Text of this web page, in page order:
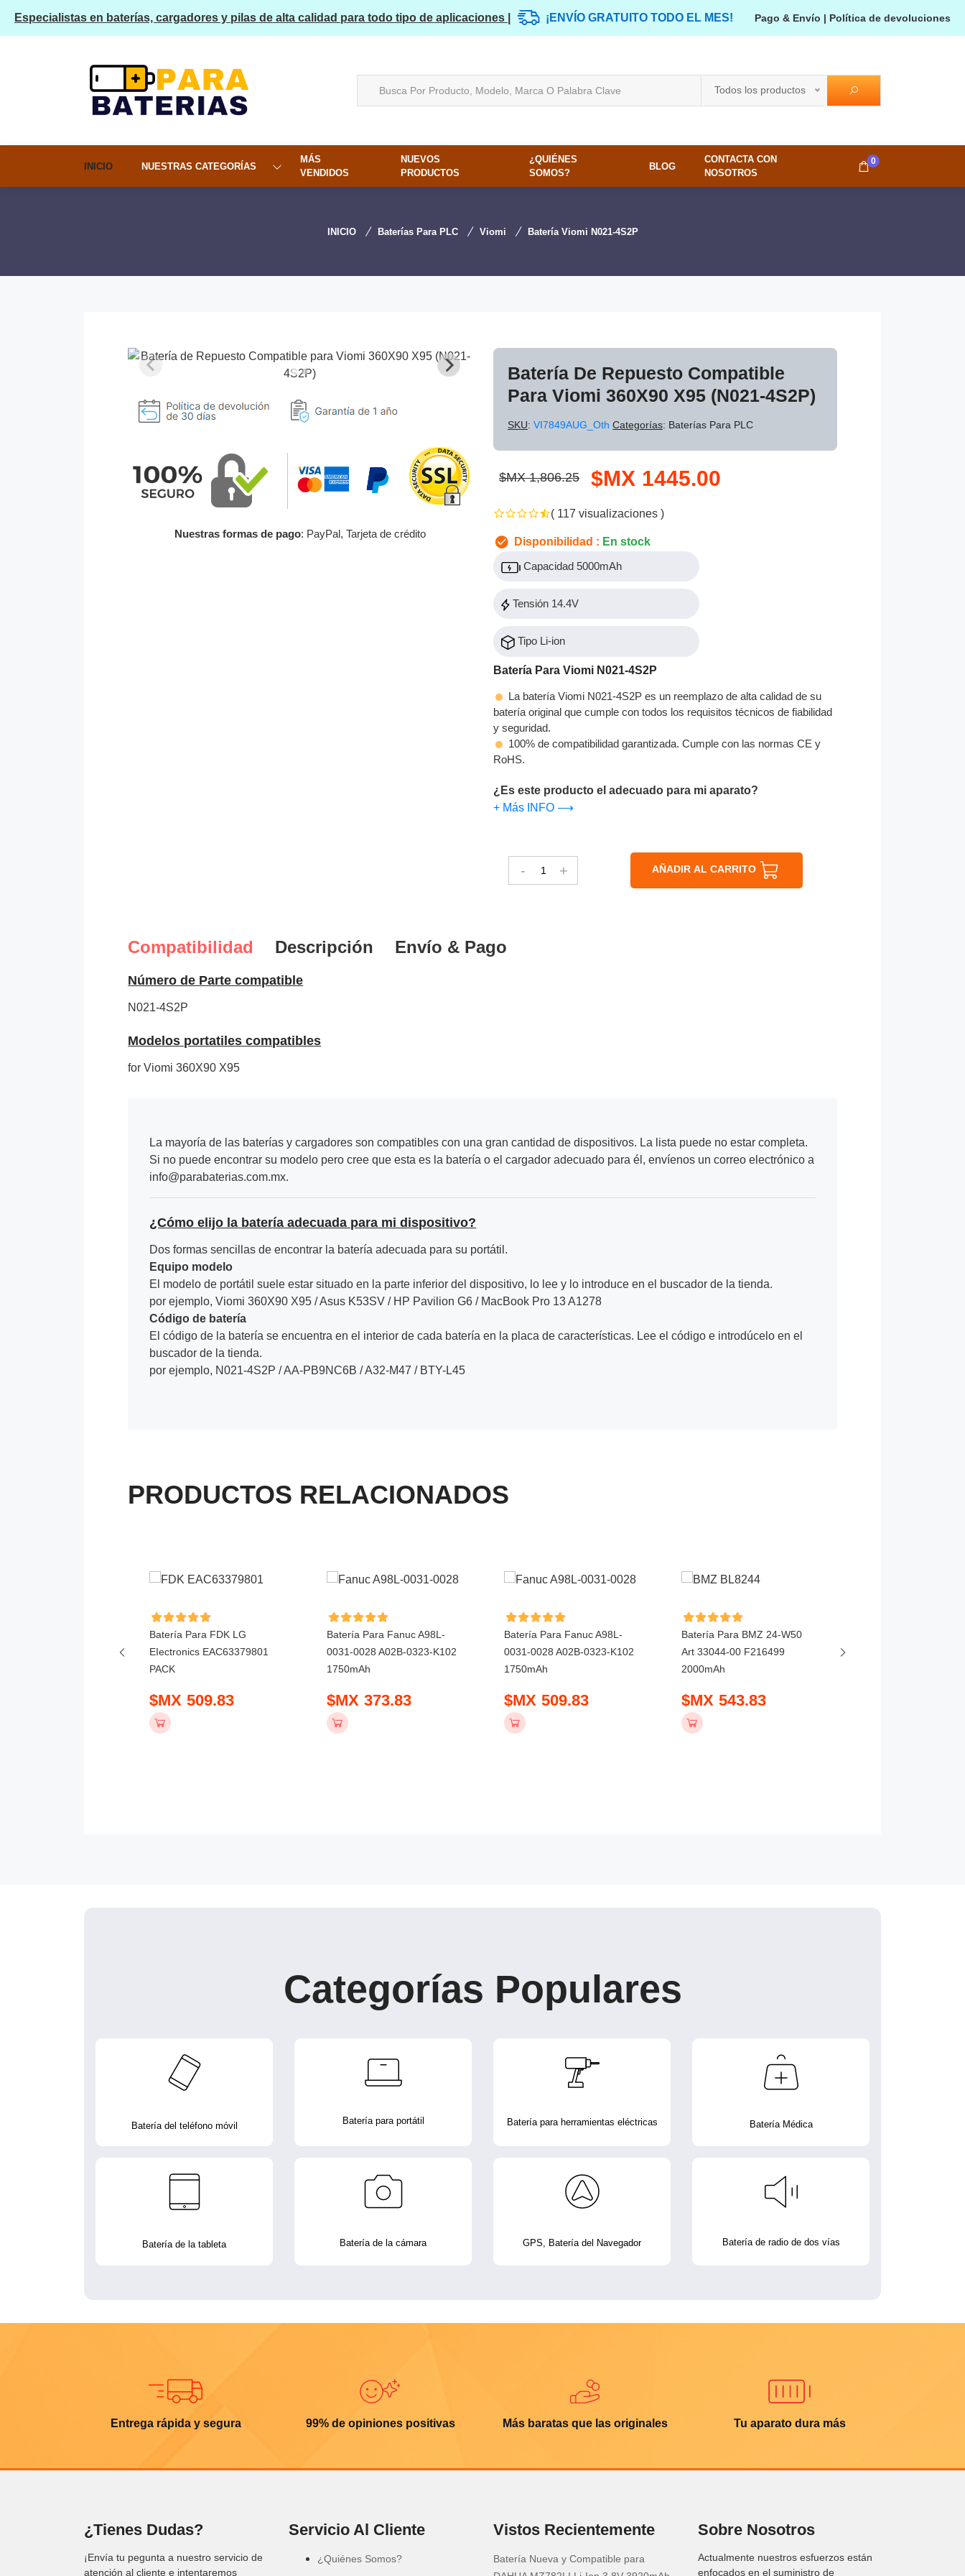
Especialistas en baterías, cargadores y pilas de alta calidad para todo tipo de aplicaciones | ¡ENVÍO GRATUITO TODO EL MES! Pago & Envío | Política de devoluciones
Todos los productos
INICIO NUESTRAS CATEGORÍAS
MÁS
VENDIDOS
NUEVOS
PRODUCTOS
¿QUIÉNES
SOMOS?
BLOG
CONTACTA CON
NOSOTROS
0
INICIO Baterías Para PLC Viomi Batería Viomi N021-4S2P
Nuestras formas de pago: PayPal, Tarjeta de crédito
Batería De Repuesto Compatible
Para Viomi 360X90 X95 (N021-4S2P)
SKU: VI7849AUG_Oth Categorías: Baterías Para PLC
$MX 1,806.25 $MX 1445.00
( 117 visualizaciones )
Disponibilidad : En stock
Capacidad 5000mAh
Tensión 14.4V
Tipo Li-ion
Batería Para Viomi N021-4S2P
La batería Viomi N021-4S2P es un reemplazo de alta calidad de su
batería original que cumple con todos los requisitos técnicos de fiabilidad
y seguridad.
100% de compatibilidad garantizada. Cumple con las normas CE y
RoHS.
¿Es este producto el adecuado para mi aparato?
+ Más INFO ⟶
- + AÑADIR AL CARRITO
Compatibilidad Descripción Envío & Pago
Número de Parte compatible
N021-4S2P
Modelos portatiles compatibles
for Viomi 360X90 X95
La mayoría de las baterías y cargadores son compatibles con una gran cantidad de dispositivos. La lista puede no estar completa.
Si no puede encontrar su modelo pero cree que esta es la batería o el cargador adecuado para él, envíenos un correo electrónico a
info@parabaterias.com.mx.
¿Cómo elijo la batería adecuada para mi dispositivo?
Dos formas sencillas de encontrar la batería adecuada para su portátil.
Equipo modelo
El modelo de portátil suele estar situado en la parte inferior del dispositivo, lo lee y lo introduce en el buscador de la tienda.
por ejemplo, Viomi 360X90 X95 / Asus K53SV / HP Pavilion G6 / MacBook Pro 13 A1278
Código de batería
El código de la batería se encuentra en el interior de cada batería en la placa de características. Lee el código e introdúcelo en el
buscador de la tienda.
por ejemplo, N021-4S2P / AA-PB9NC6B / A32-M47 / BTY-L45
PRODUCTOS RELACIONADOS
Batería Para FDK LG
EIectronics EAC63379801
PACK
$MX 509.83
Batería Para Fanuc A98L-
0031-0028 A02B-0323-K102
1750mAh
$MX 373.83
Batería Para Fanuc A98L-
0031-0028 A02B-0323-K102
1750mAh
$MX 509.83
Batería Para BMZ 24-W50
Art 33044-00 F216499
2000mAh
$MX 543.83
Categorías Populares
Batería del teléfono móvil Batería para portátil Batería para herramientas eléctricas Batería Médica
Batería de la tableta Batería de la cámara GPS, Batería del Navegador Batería de radio de dos vías
Entrega rápida y segura 99% de opiniones positivas Más baratas que las originales Tu aparato dura más
¿Tienes Dudas?
¡Envía tu pegunta a nuestro servicio de
atención al cliente e intentaremos
Servicio Al Cliente
¿Quiénes Somos?
Vistos Recientemente
Batería Nueva y Compatible para
Sobre Nosotros
Actualmente nuestros esfuerzos están
enfocados en el suministro de